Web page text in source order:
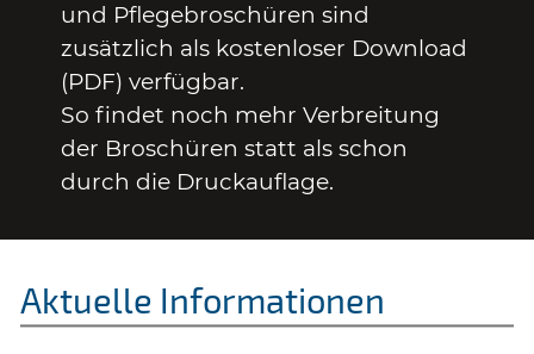
und Pflegebroschüren sind
zusätzlich als kostenloser Download
(PDF) verfügbar.
So findet noch mehr Verbreitung
der Broschüren statt als schon
durch die Druckauflage.
Aktuelle Informationen